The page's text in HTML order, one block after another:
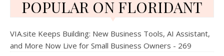
POPULAR ON FLORIDANT
VIA.site Keeps Building: New Business Tools, AI Assistant,
and More Now Live for Small Business Owners - 269